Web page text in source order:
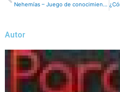
Nehemías – Juego de conocimiento – Dinámica
Autor